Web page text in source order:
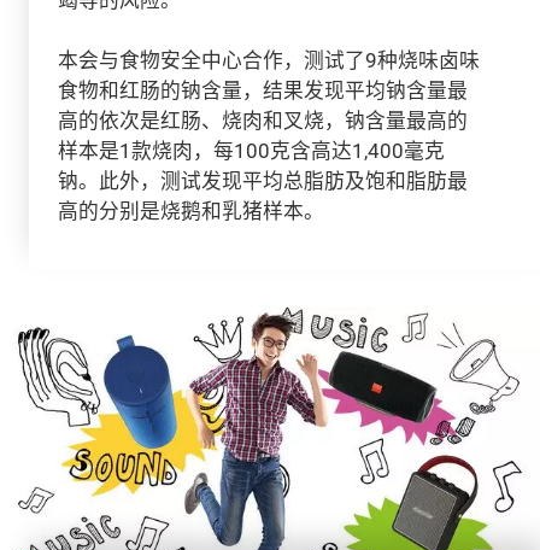
本会与食物安全中心合作，测试了9种烧味卤味
食物和红肠的钠含量，结果发现平均钠含量最
高的依次是红肠、烧肉和叉烧，钠含量最高的
样本是1款烧肉，每100克含高达1,400毫克
钠。此外，测试发现平均总脂肪及饱和脂肪最
高的分别是烧鹅和乳猪样本。